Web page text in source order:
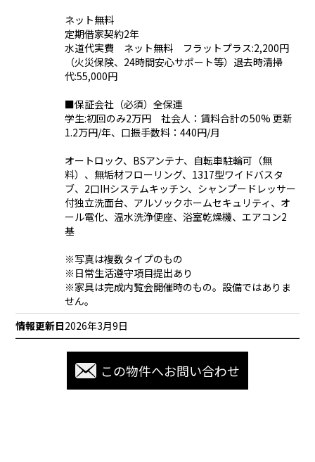
ネット無料
定期借家契約2年
水道代実費 ネット無料 フラットプラス:2,200円
（火災保険、24時間安心サポート等）退去時清掃
代:55,000円
■保証会社（必須）全保連
学生:初回のみ2万円 社会人：賃料合計の50% 更新
1.2万円/年、口振手数料：440円/月
オートロック、BSアンテナ、自転車駐輪可（無
料）、無垢材フローリング、1317型ワイドバスタ
ブ、2口IHシステムキッチン、シャンプードレッサー
付独立洗面台、アルソックホームセキュリティ、オ
ール電化、温水洗浄便座、浴室乾燥機、エアコン2
基
※写真は複数タイプのもの
※日常生活遵守項目提出あり
※家具は完成内覧会開催時のもの。設備ではありま
せん。
情報更新日2026年3月9日
この物件へお問い合わせ